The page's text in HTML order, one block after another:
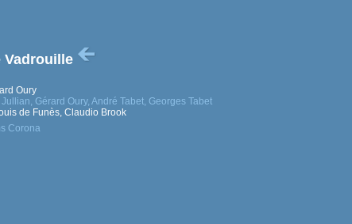
Vadrouille
Oury
Jullian, Gérard Oury, André Tabet, Georges Tabet
de Funès, Claudio Brook
Corona